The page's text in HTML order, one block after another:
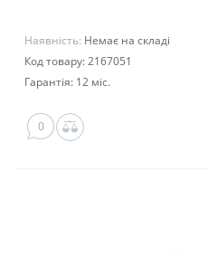
Наявність: Немає на складі
Код товару: 2167051
Гарантія: 12 міс.
0